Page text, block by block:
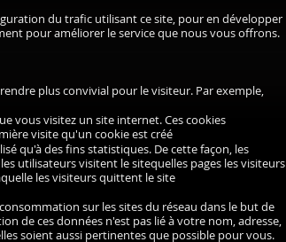
du trafic utilisant ce site, pour en développer
pour améliorer le service que nous vous offrons.
plus convivial pour le visiteur. Par exemple,
vous visitez un site internet. Ces cookies
visite qu'un cookie est créé
qu'à des fins statistiques. De cette façon, les
utilisateurs visitent le sitequelles pages les visiteurs
les visiteurs quittent le site
sur les sites du réseau dans le but de
de ces données n'est pas lié à votre nom, adresse,
soient aussi pertinentes que possible pour vous.